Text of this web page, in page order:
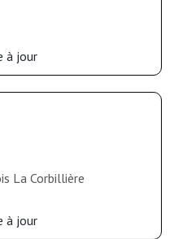
à jour
La Corbillière
à jour